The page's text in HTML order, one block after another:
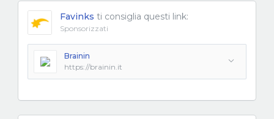
Favinks ti consiglia questi link:
Sponsorizzati
Brainin
https://brainin.it